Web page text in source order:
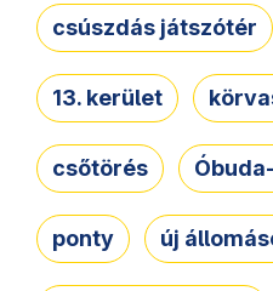
csúszdás játszótér
13. kerület
csőtörés
ponty új